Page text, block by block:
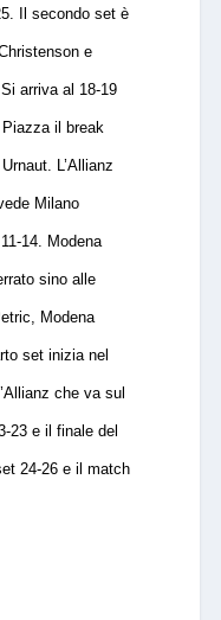
Il secondo set è
e
arriva al 18-19
il break
L’Allianz
Milano
14. Modena
sino alle
Modena
set inizia nel
che va sul
23 e il finale del
24-26 e il match